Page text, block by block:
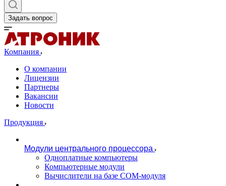
Задать вопрос
Компания
О компании
Лицензии
Партнеры
Вакансии
Новости
Продукция
Модули центрального процессора
Одноплатные компьютеры
Компьютерные модули
Вычислители на базе COM-модуля